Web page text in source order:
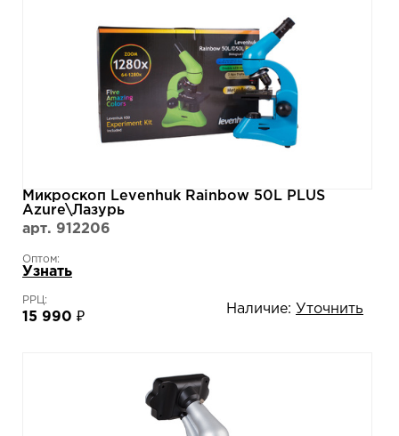
Микроскоп Levenhuk Rainbow 50L PLUS
Azure\Лазурь
арт. 912206
Оптом:
Узнать
РРЦ:
15 990 ₽
Наличие: Уточнить